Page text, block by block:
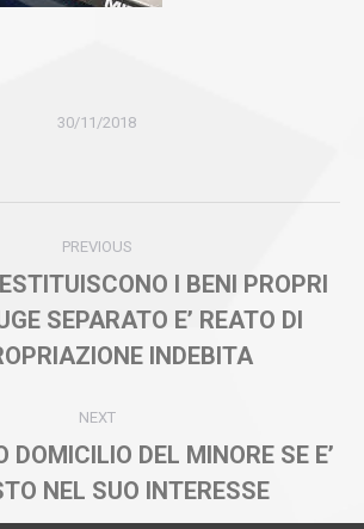
30/11/2018
PREVIOUS
Previous
post:
I BENI PROPRI
SEPARATO E’ REATO DI
INDEBITA
NEXT
Next
post:
DOMICILIO DEL MINORE SE E’
NEL SUO INTERESSE